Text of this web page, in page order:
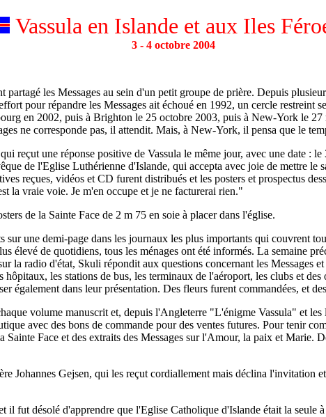
Vassula en Islande et aux Iles
3 - 4 octobre 2004
partagé les Messages au sein d'un petit groupe de prière. Depuis
pour répandre les Messages ait échoué en 1992, un cercle restreint
en 2002, puis à Brighton le 25 octobre 2003, puis à New-York le
ne corresponde pas, il attendit. Mais, à New-York, il pensa que le
reçut une réponse positive de Vassula le même jour, avec une date :
de l'Eglise Luthérienne d'Islande, qui accepta avec joie de mettre
reçues, vidéos et CD furent distribués et les posters et prospectus
la vraie voie. Je m'en occupe et je ne facturerai rien."
de la Sainte Face de 2 m 75 en soie à placer dans l'église.
sur une demi-page dans les journaux les plus importants qui couvrent
élevé de quotidiens, tous les ménages ont été informés. La semaine
la radio d'état, Skuli répondit aux questions concernant les Messages
les stations de bus, les terminaux de l'aéroport, les clubs et
également dans leur présentation. Des fleurs furent commandées, et
volume manuscrit et, depuis l'Angleterre "L'énigme Vassula" et
avec des bons de commande pour des ventes futures. Pour tenir
Face et des extraits des Messages sur l'Amour, la paix et Marie.
Johannes Gejsen, qui les reçut cordiallement mais déclina l'invitation
il fut désolé d'apprendre que l'Eglise Catholique d'Islande était la seule